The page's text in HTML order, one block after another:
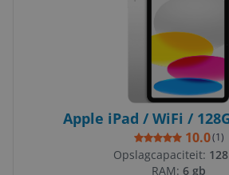
Apple iPad / WiFi /
10.0(1)
Opslagcapaciteit:
RAM: 6 gb